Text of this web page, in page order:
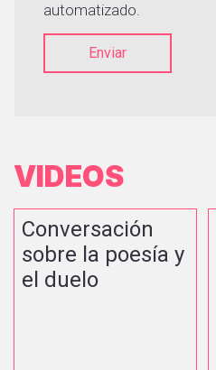
automatizado.
Enviar
VIDEOS
Conversación
sobre la poesía y
el duelo